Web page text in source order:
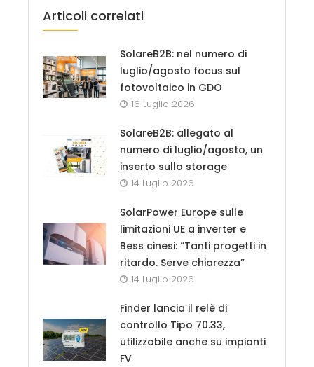
Articoli correlati
SolareB2B: nel numero di
luglio/agosto focus sul
fotovoltaico in GDO
16 Luglio 2026
SolareB2B: allegato al
numero di luglio/agosto, un
inserto sullo storage
14 Luglio 2026
SolarPower Europe sulle
limitazioni UE a inverter e
Bess cinesi: “Tanti progetti in
ritardo. Serve chiarezza”
14 Luglio 2026
Finder lancia il relè di
controllo Tipo 70.33,
utilizzabile anche su impianti
FV